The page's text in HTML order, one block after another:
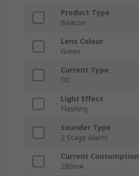
Product Type
Beacon
Lens Colour
Green
Current Type
DC
Light Effect
Flashing
Sounder Type
2 Stage Alarm
Current Consumption
280mA